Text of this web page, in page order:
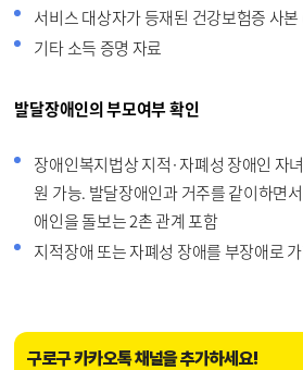
서비스 대상자가 등재된 건강보험증 사
기타 소득 증명 자료
발달장애인의 부모여부 확인
장애인복지법상 지적·자폐성 장애인 자
원 가능. 발달장애인과 거주를 같이하면
애인을 돌보는 2촌 관계 포함
지적장애 또는 자폐성 장애를 부장애로
구로구 카카오톡 채널을 추가하세요!